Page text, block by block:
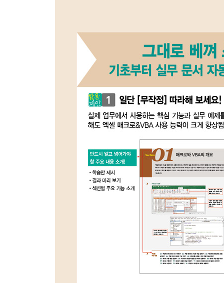
핵심! 실무 노트 186
Section 06 정확하게 VBA 문법 익히기
★〈핵심기능〉 01 VBA 연산자의 종류 살펴보기
〈핵심기능〉 02 VBA의 코딩 규칙 이해하기 195
〈핵심기능〉 03 With문으로 공동 사용 개체 생략
★〈핵심기능〉 04 변수 이용해 계산값 저장하기
★〈핵심기능〉 05 Option Explicit문으로 변수 선
★〈핵심기능〉 06 상수 사용하기 204
〈핵심기능〉 07 다양하게 MsgBox 사용하기 206
〈핵심기능〉 08 InputBox로 대화상자에서입력받
〈핵심기능〉 09 InputBox 메서드로 작업 범위 입
★〈핵심기능〉 10 변수와 상수의 사용 범위 지정
〈실무예제〉 11 카운터를 이용한 변수의 사용 범
〈실무예제〉 12 회사 정보를 저장하는 상수의 사
〈실무예제〉 13 외부 프로시저로 프로시저의 사